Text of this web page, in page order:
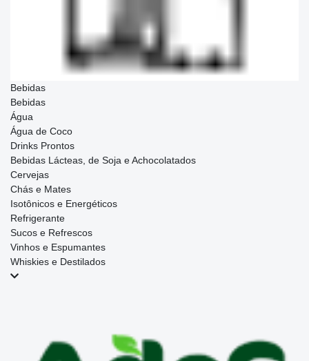
Bebidas
Bebidas
Água
Água de Coco
Drinks Prontos
Bebidas Lácteas, de Soja e Achocolatados
Cervejas
Chás e Mates
Isotônicos e Energéticos
Refrigerante
Sucos e Refrescos
Vinhos e Espumantes
Whiskies e Destilados